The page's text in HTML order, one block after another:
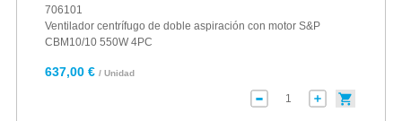
706101
Ventilador centrífugo de doble aspiración con motor S&P
CBM10/10 550W 4PC
637,00 € / Unidad